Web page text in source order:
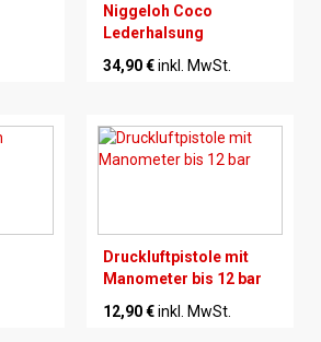
Niggeloh Coco
Lederhalsung
34,90 €inkl. MwSt.
Druckluftpistole mit
Manometer bis 12 bar
12,90 €inkl. MwSt.